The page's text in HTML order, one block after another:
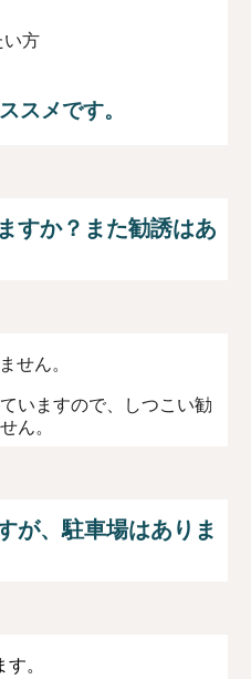
い方
スメです。
すか？また勧誘はあ
せん。
いますので、しつこい勧
ん。
が、駐車場はありま
。